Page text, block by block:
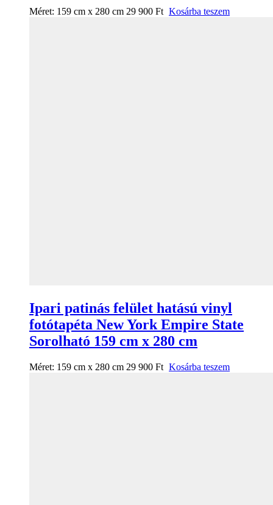
Méret: 159 cm x 280 cm 29 900 Ft Kosárba teszem
Ipari patinás felület hatású vinyl
fotótapéta New York Empire State
Sorolható 159 cm x 280 cm
Méret: 159 cm x 280 cm 29 900 Ft Kosárba teszem